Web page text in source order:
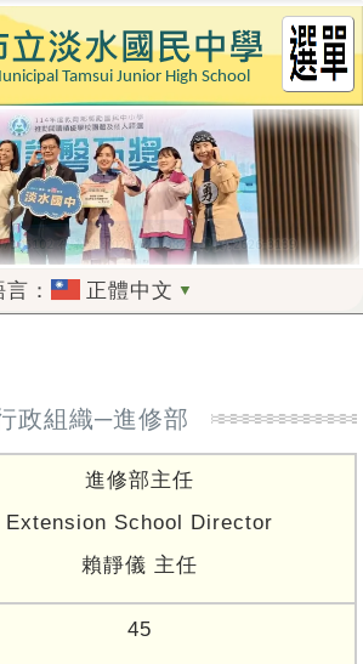
水國民中學
正體中文 ▼
政組織─進修部
進修部主任
Extension School Director
賴靜儀 主任
45